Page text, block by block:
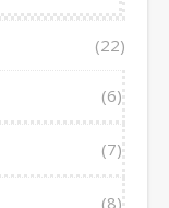
(22)
(6)
(7)
(8)